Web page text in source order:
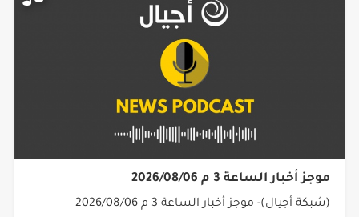
موجز أخبار الساعة 3 م 2026/08/06
(شبكة أجيال)- موجز أخبار الساعة 3 م 2026/08/06